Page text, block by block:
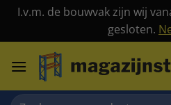
I.v.m. de bouwvak zijn wij
gesloten.
naar
Zoeken